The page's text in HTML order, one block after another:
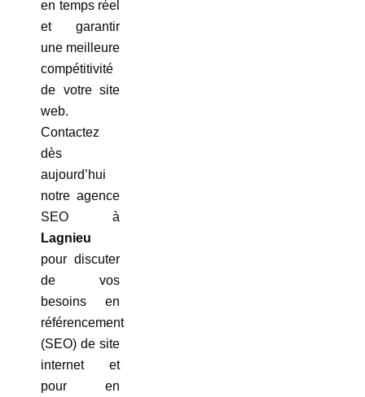
en temps réel
et garantir
une meilleure
compétitivité
de votre site
web.
Contactez
dès
aujourd’hui
notre agence
SEO à
Lagnieu
pour discuter
de vos
besoins en
référencement
(SEO) de site
internet et
pour en